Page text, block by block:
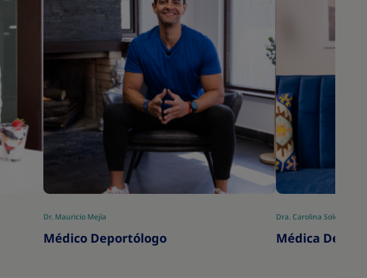
Dr. Mauricio Mejía
Médico Deportólogo
Dra. Carolina Solórzano
Médica